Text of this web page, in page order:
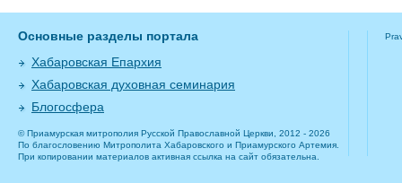
Основные разделы портала
Хабаровская Епархия
Хабаровская духовная семинария
Блогосфера
© Приамурская митрополия Русской Православной Церкви, 2012 - 2026
По благословению Митрополита Хабаровского и Приамурского Артемия.
При копировании материалов активная ссылка на сайт обязательна.